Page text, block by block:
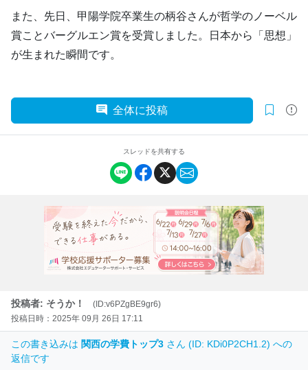
また、先日、甲陽学院卒業生の柄谷さんが哲学のノーベル
賞ことバーグルエン賞を受賞しました。日本から「思想」
が生まれた瞬間です。
全体に投稿
スレッドを共有する
投稿者: そうか！
(ID:v6PZgBE9gr6)
投稿日時：2025年 09月 26日 17:11
この書き込みは 関西の学費トップ3 さん (ID: KDi0P2CH1.2) への
返信です